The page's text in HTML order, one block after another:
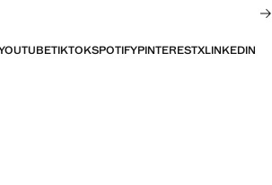
TIKTOKSPOTIFYPINTERESTXLINKEDIN